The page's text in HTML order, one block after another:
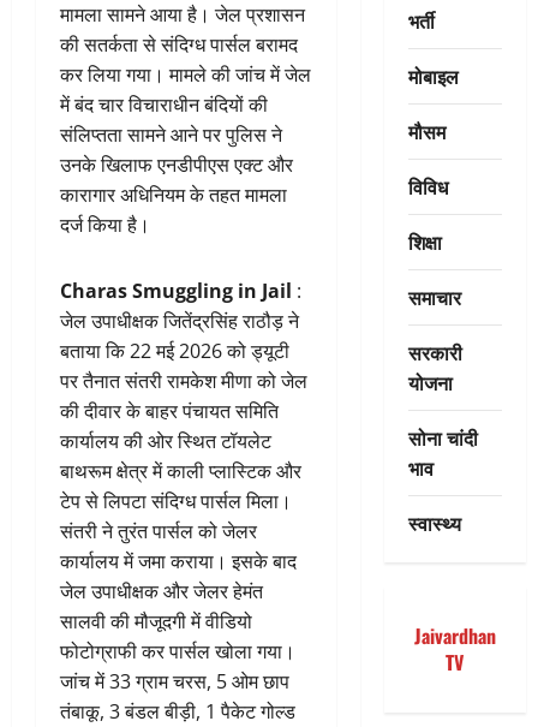
मामला सामने आया है। जेल प्रशासन
की सतर्कता से संदिग्ध पार्सल बरामद
कर लिया गया। मामले की जांच में जेल
में बंद चार विचाराधीन बंदियों की
संलिप्तता सामने आने पर पुलिस ने
उनके खिलाफ एनडीपीएस एक्ट और
कारागार अधिनियम के तहत मामला
दर्ज किया है।
Charas Smuggling in Jail :
जेल उपाधीक्षक जितेंद्रसिंह राठौड़ ने
बताया कि 22 मई 2026 को ड्यूटी
पर तैनात संतरी रामकेश मीणा को जेल
की दीवार के बाहर पंचायत समिति
कार्यालय की ओर स्थित टॉयलेट
बाथरूम क्षेत्र में काली प्लास्टिक और
टेप से लिपटा संदिग्ध पार्सल मिला।
संतरी ने तुरंत पार्सल को जेलर
कार्यालय में जमा कराया। इसके बाद
जेल उपाधीक्षक और जेलर हेमंत
सालवी की मौजूदगी में वीडियो
फोटोग्राफी कर पार्सल खोला गया।
जांच में 33 ग्राम चरस, 5 ओम छाप
तंबाकू, 3 बंडल बीड़ी, 1 पैकेट गोल्ड
भर्ती
मोबाइल
मौसम
विविध
शिक्षा
समाचार
सरकारी
योजना
सोना चांदी
भाव
स्वास्थ्य
Jaivardhan
TV